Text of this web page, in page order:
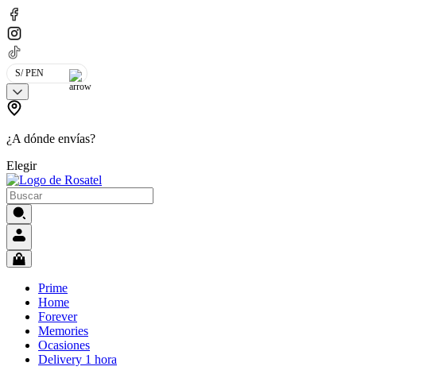
S/ PEN
¿A dónde envías?
Elegir
Prime
Home
Forever
Memories
Ocasiones
Delivery 1 hora